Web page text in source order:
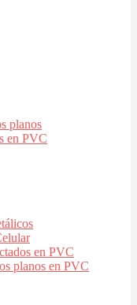
planos
en PVC
en PVC
planos en PVC